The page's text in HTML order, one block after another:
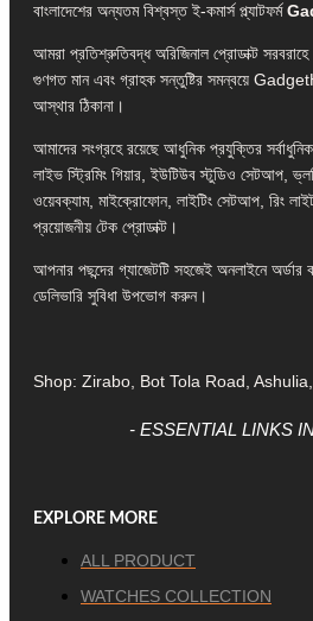
বাংলাদেশের অন্যতম বিশ্বস্ত ই-কমার্স প্ল্যাটফর্ম
আমরা প্রতিশ্রুতিবদ্ধ অরিজিনাল প্রোডাক্ট
গুণগত মান এবং গ্রাহক সন্তুষ্টির সমন্বয়ে
আস্থার ঠিকানা।
আমাদের সংগ্রহে রয়েছে আধুনিক প্রযুক্তির
লাইভ স্ট্রিমিং গিয়ার, ইউটিউব স্টুডিও সেটআপ,
ওয়েবক্যাম, মাইক্রোফোন, লাইটিং সেটআপ, রিং
প্রয়োজনীয় টেক প্রোডাক্ট।
আপনার পছন্দের গ্যাজেটটি সহজেই অনলাইনে অর্ডার
ডেলিভারি সুবিধা উপভোগ করুন।
Shop: Zirabo, Bot Tola Road,
- ESSENTIAL LINKS
EXPLORE MORE
ALL PRODUCT
WATCHES COLLECTION